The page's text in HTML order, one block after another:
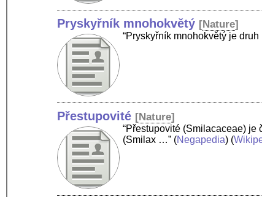
Pryskyřník mnohokvětý [Nature]
“Pryskyřník mnohokvětý je
Přestupovité [Nature]
“Přestupovité (Smilacaceae)
(Smilax …” (Negapedia) (